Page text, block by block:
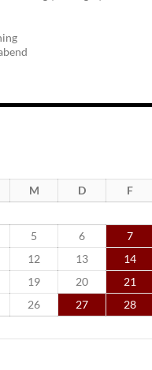
M D F
5 6 7
12 13 14
19 20 21
26 27 28